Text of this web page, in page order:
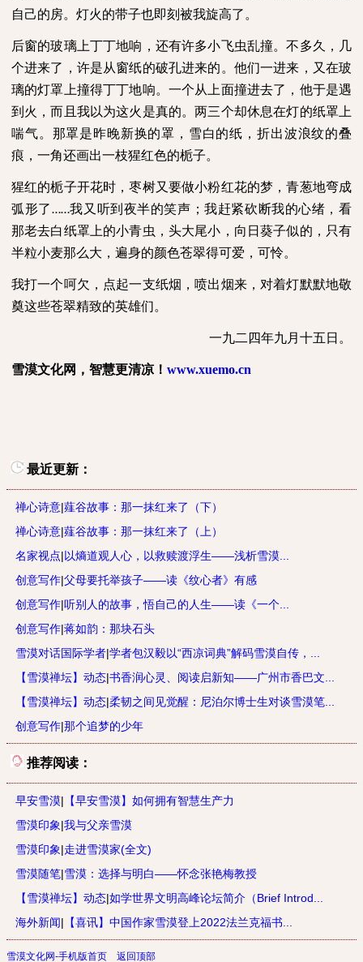
自己的房。灯火的带子也即刻被我旋高了。
后窗的玻璃上丁丁地响，还有许多小飞虫乱撞。不多久，几
个进来了，许是从窗纸的破孔进来的。他们一进来，又在玻
璃的灯罩上撞得丁丁地响。一个从上面撞进去了，他于是遇
到火，而且我以为这火是真的。两三个却休息在灯的纸罩上
喘气。那罩是昨晚新换的罩，雪白的纸，折出波浪纹的叠
痕，一角还画出一枝猩红色的栀子。
猩红的栀子开花时，枣树又要做小粉红花的梦，青葱地弯成
弧形了……我又听到夜半的笑声；我赶紧砍断我的心绪，看
那老去白纸罩上的小青虫，头大尾小，向日葵子似的，只有
半粒小麦那么大，遍身的颜色苍翠得可爱，可怜。
我打一个呵欠，点起一支纸烟，喷出烟来，对着灯默默地敬
奠这些苍翠精致的英雄们。
一九二四年九月十五日。
雪漠文化网，智慧更清凉！ www.xuemo.cn
最近更新：
禅心诗意|薤谷故事：那一抹红来了（下）
禅心诗意|薤谷故事：那一抹红来了（上）
名家视点|以熵道观人心，以救赎渡浮生——浅析雪漠...
创意写作|父母要托举孩子——读《纹心者》有感
创意写作|听别人的故事，悟自己的人生——读《一个...
创意写作|蒋如韵：那块石头
雪漠对话国际学者|学者包汉毅以“西凉词典”解码雪漠自传，...
【雪漠禅坛】动态|书香润心灵、阅读启新知——广州市香巴文...
【雪漠禅坛】动态|柔韧之间见觉醒：尼泊尔博士生对谈雪漠笔...
创意写作|那个追梦的少年
推荐阅读：
早安雪漠| 【早安雪漠】如何拥有智慧生产力
雪漠印象|我与父亲雪漠
雪漠印象|走进雪漠家(全文)
雪漠随笔|雪漠：选择与明白——怀念张艳梅教授
【雪漠禅坛】动态|如学世界文明高峰论坛简介（Brief Introd...
海外新闻| 【喜讯】中国作家雪漠登上2022法兰克福书...
雪漠文化网-手机版首页 返回顶部